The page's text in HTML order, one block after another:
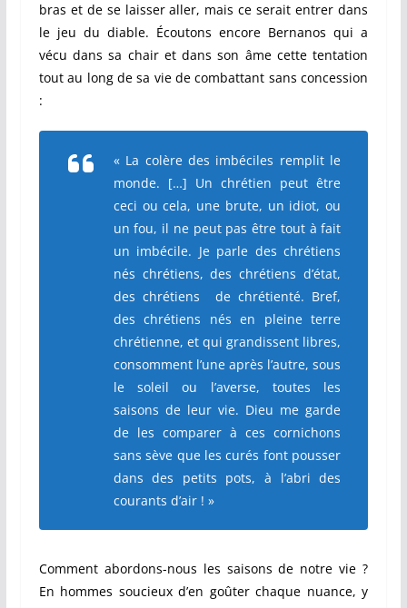
bras et de se laisser aller, mais ce serait entrer dans
le jeu du diable. Écoutons encore Bernanos qui a
vécu dans sa chair et dans son âme cette tentation
tout au long de sa vie de combattant sans concession
:
« La colère des imbéciles remplit le
monde. […] Un chrétien peut être
ceci ou cela, une brute, un idiot, ou
un fou, il ne peut pas être tout à fait
un imbécile. Je parle des chrétiens
nés chrétiens, des chrétiens d’état,
des chrétiens de chrétienté. Bref,
des chrétiens nés en pleine terre
chrétienne, et qui grandissent libres,
consomment l’une après l’autre, sous
le soleil ou l’averse, toutes les
saisons de leur vie. Dieu me garde
de les comparer à ces cornichons
sans sève que les curés font pousser
dans des petits pots, à l’abri des
courants d’air ! »
Comment abordons-nous les saisons de notre vie ?
En hommes soucieux d’en goûter chaque nuance, y